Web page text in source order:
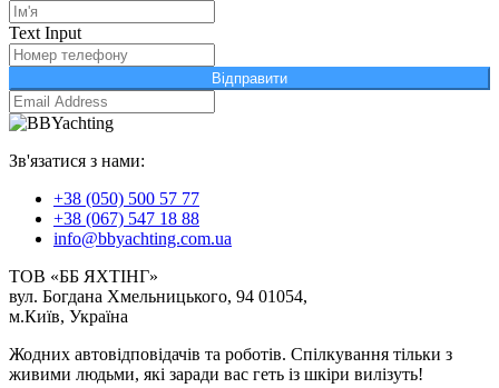
Text Input
Відправити
Зв'язатися з нами:
+38 (050) 500 57 77
+38 (067) 547 18 88
info@bbyachting.com.ua
ТОВ «ББ ЯХТІНГ»
вул. Богдана Хмельницького, 94 01054,
м.Київ, Україна
Жодних автовідповідачів та роботів. Спілкування тільки з
живими людьми, які заради вас геть із шкіри вилізуть!